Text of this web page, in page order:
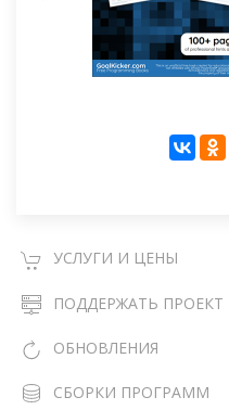
УСЛУГИ И ЦЕНЫ
ПОДДЕРЖАТЬ ПРОЕКТ
ОБНОВЛЕНИЯ
СБОРКИ ПРОГРАММ